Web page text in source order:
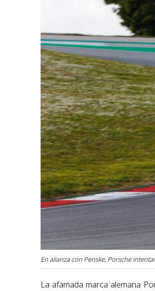
En alianza con Penske, Porsche
La afamada marca alemana